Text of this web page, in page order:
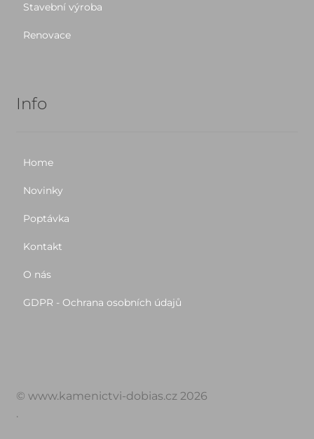
Stavební výroba
Renovace
Info
Home
Novinky
Poptávka
Kontakt
O nás
GDPR - Ochrana osobních údajů
© www.kamenictvi-dobias.cz 2026
.